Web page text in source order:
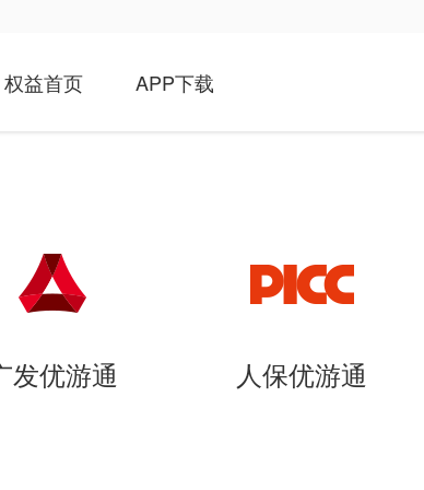
权益首页 APP下载
发优游通 人保优游通